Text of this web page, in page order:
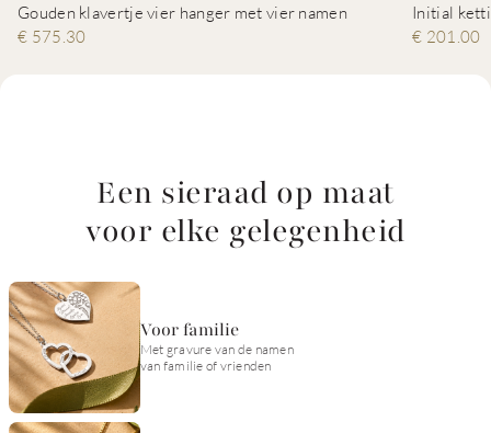
Gouden klavertje vier hanger met vier namen
€ 575.30
Initial
€ 201.00
Een sieraad op maat
voor elke gelegenheid
Voor familie
Met gravure van de namen
van familie of vrienden